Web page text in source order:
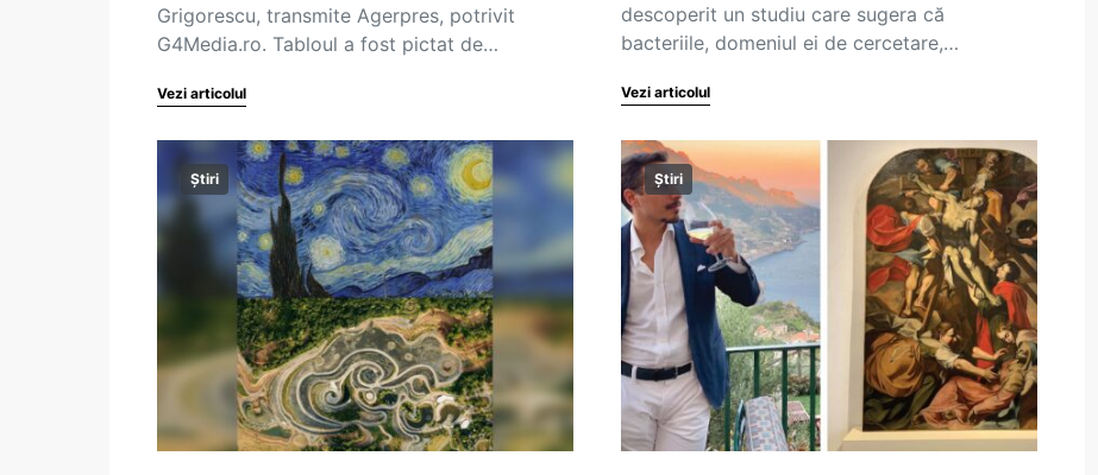
Grigorescu, transmite Agerpres, potrivit
G4Media.ro. Tabloul a fost pictat de…
Vezi articolul
descoperit un studiu care sugera că
bacteriile, domeniul ei de cercetare,…
Vezi articolul
Știri Știri